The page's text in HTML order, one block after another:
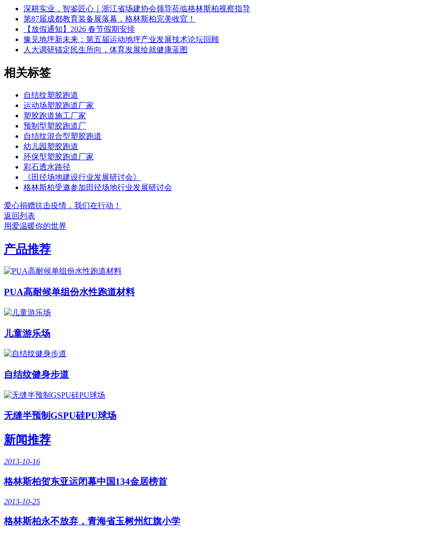
深耕实业，智鉴匠心｜浙江省场建协会领导莅临格林斯柏视察指导
第87届成都教育装备展落幕，格林斯柏完美收官！
【放假通知】2026 春节假期安排
豫见地坪新未来：第五届运动地坪产业发展技术论坛回顾
人大调研锚定民生所向，体育发展绘就健康蓝图
相关标签
自结纹塑胶跑道
运动场塑胶跑道厂家
塑胶跑道施工厂家
预制型塑胶跑道厂
自结纹混合型塑胶跑道
幼儿园塑胶跑道
环保型塑胶跑道厂家
彩石透水路径
《田径场地建设行业发展研讨会》
格林斯柏受邀参加田径场地行业发展研讨会
爱心捐赠抗击疫情，我们在行动！
返回列表
用爱温暖你的世界
产品推荐
PUA高耐候单组份水性跑道材料
儿童游乐场
自结纹健身步道
无缝半预制GSPU硅PU球场
新闻推荐
2013-10-16
格林斯柏贺东亚运闭幕中国134金居榜首
2013-10-25
格林斯柏永不放弃，青海省玉树州红旗小学